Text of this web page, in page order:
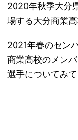
2020年秋季大分
場する大分商業高
2021年春のセン
商業高校のメン
選手についてみて